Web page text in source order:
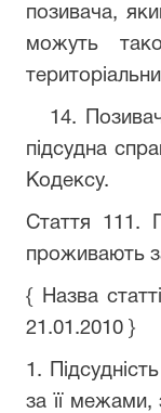
позивача,
можуть
14. Позивач
підсудна
Кодексу.
Стаття 111.
проживають
{ Назва
21.01.2010 }
1.
за її межами,